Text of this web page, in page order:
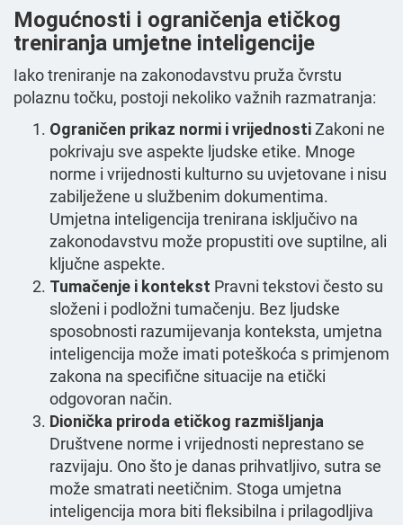
Mogućnosti i ograničenja etičkog
treniranja umjetne inteligencije
Iako treniranje na zakonodavstvu pruža čvrstu
polaznu točku, postoji nekoliko važnih razmatranja:
Ograničen prikaz normi i vrijednostiZakoni ne
pokrivaju sve aspekte ljudske etike. Mnoge
norme i vrijednosti kulturno su uvjetovane i nisu
zabilježene u službenim dokumentima.
Umjetna inteligencija trenirana isključivo na
zakonodavstvu može propustiti ove suptilne, ali
ključne aspekte.
Tumačenje i kontekst Pravni tekstovi često su
složeni i podložni tumačenju. Bez ljudske
sposobnosti razumijevanja konteksta, umjetna
inteligencija može imati poteškoća s primjenom
zakona na specifične situacije na etički
odgovoran način.
Dionička priroda etičkog razmišljanja
Društvene norme i vrijednosti neprestano se
razvijaju. Ono što je danas prihvatljivo, sutra se
može smatrati neetičnim. Stoga umjetna
inteligencija mora biti fleksibilna i prilagodljiva